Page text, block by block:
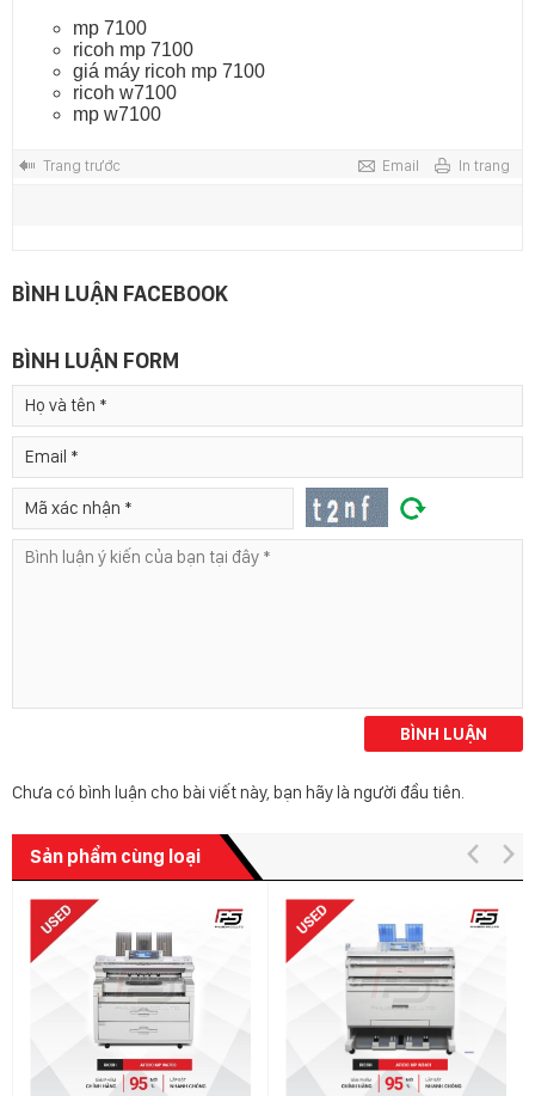
mp 7100
ricoh mp 7100
giá máy ricoh mp 7100
ricoh w7100
mp w7100
Trang trước Email In trang
BÌNH LUẬN FACEBOOK
BÌNH LUẬN FORM
BÌNH LUẬN
Chưa có bình luận cho bài viết này, bạn hãy là người đầu tiên.
Sản phẩm cùng loại